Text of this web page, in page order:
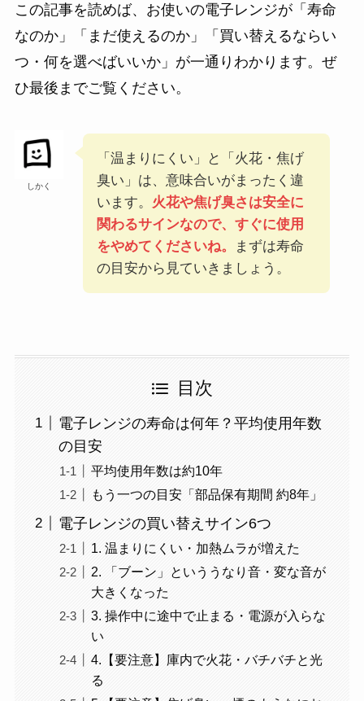
この記事を読めば、お使いの電子レンジが「寿命
なのか」「まだ使えるのか」「買い替えるならい
つ・何を選べばいいか」が一通りわかります。ぜ
ひ最後までご覧ください。
しかく
「温まりにくい」と「火花・焦げ
臭い」は、意味合いがまったく違
います。 火花や焦げ臭さは安全に
関わるサインなので、すぐに使用
をやめてくださいね。
まずは寿命
の目安から見ていきましょう。
目次
電子レンジの寿命は何年？平均使用年数
の目安
平均使用年数は約10年
もう一つの目安「部品保有期間 約8年」
電子レンジの買い替えサイン6つ
1. 温まりにくい・加熱ムラが増えた
2. 「ブーン」といううなり音・変な音が
大きくなった
3. 操作中に途中で止まる・電源が入らな
い
4.【要注意】庫内で火花・バチバチと光
る